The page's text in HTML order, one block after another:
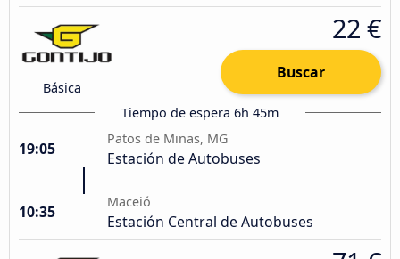
Básica
22 €
Buscar
Tiempo de espera 6h 45m
19:05
Patos de Minas, MG
Estación de Autobuses
10:35
Maceió
Estación Central de Autobuses